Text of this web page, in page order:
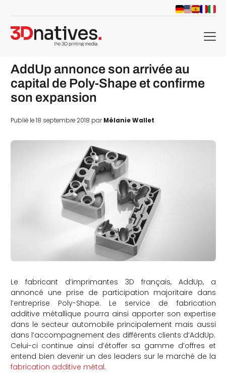
menu
AddUp annonce son arrivée au
capital de Poly-Shape et confirme
son expansion
Publié le 18 septembre 2018 parMélanie Wallet
Le fabricant d’imprimantes 3D français, AddUp, a
annoncé une prise de participation majoritaire dans
l’entreprise Poly-Shape. Le service de fabrication
additive métallique pourra ainsi apporter son expertise
dans le secteur automobile principalement mais aussi
dans l’accompagnement des différents clients d’AddUp.
Celui-ci continue ainsi d’étoffer sa gamme d’offres et
entend bien devenir un des leaders sur le marché de la
fabrication additive métal.